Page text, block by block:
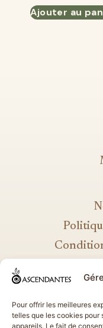
Pour offrir les meilleures
telles que les cookies
appareils. Le fait de
Ajouter au